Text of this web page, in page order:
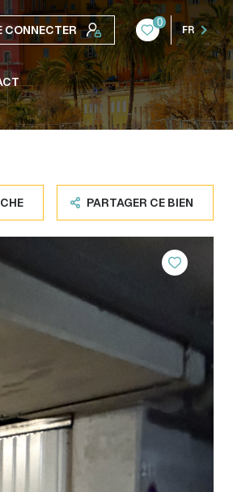
CONNECTER
0
FR
PARTAGER CE BIEN